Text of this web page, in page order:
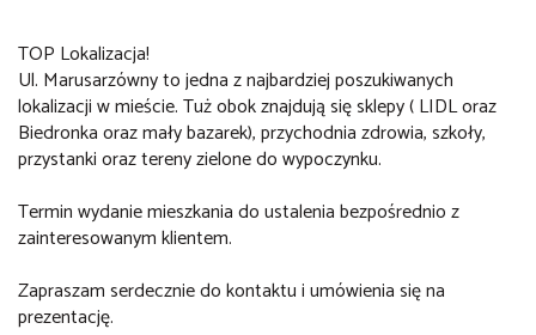
TOP Lokalizacja!
Ul. Marusarzówny to jedna z najbardziej poszukiwanych
lokalizacji w mieście. Tuż obok znajdują się sklepy ( LIDL oraz
Biedronka oraz mały bazarek), przychodnia zdrowia, szkoły,
przystanki oraz tereny zielone do wypoczynku.
Termin wydanie mieszkania do ustalenia bezpośrednio z
zainteresowanym klientem.
Zapraszam serdecznie do kontaktu i umówienia się na
prezentację.